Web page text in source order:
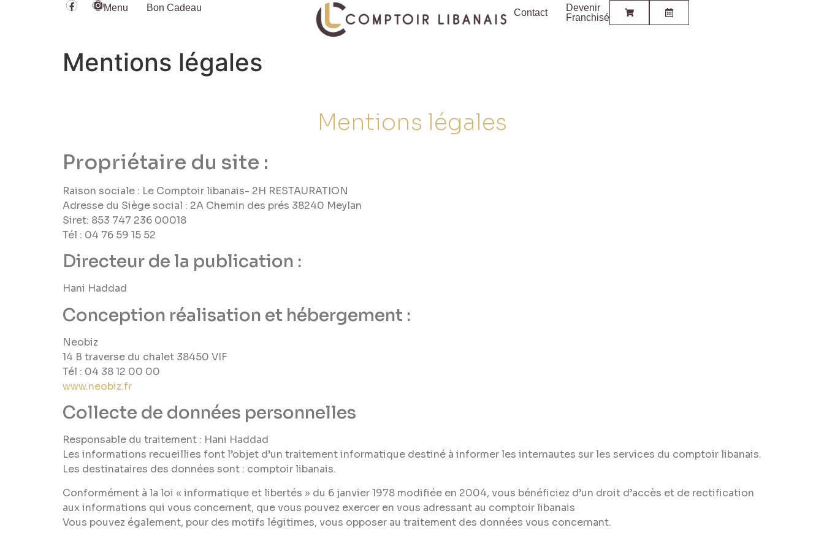
Menu Bon Cadeau Contact
Devenir
Franchisé
Mentions légales
Mentions légales
Propriétaire du site :
Raison sociale : Le Comptoir libanais- 2H RESTAURATION
Adresse du Siège social : 2A Chemin des prés 38240 Meylan
Siret: 853 747 236 00018
Tél : 04 76 59 15 52
Directeur de la publication :
Hani Haddad
Conception réalisation et hébergement :
Neobiz
14 B traverse du chalet 38450 VIF
Tél : 04 38 12 00 00
www.neobiz.fr
Collecte de données personnelles
Responsable du traitement : Hani Haddad
Les informations recueillies font l’objet d’un traitement informatique destiné à informer les internautes sur les services du comptoir libanais.
Les destinataires des données sont : comptoir libanais.
Conformément à la loi « informatique et libertés » du 6 janvier 1978 modifiée en 2004, vous bénéficiez d’un droit d’accès et de rectification
aux informations qui vous concernent, que vous pouvez exercer en vous adressant au comptoir libanais
Vous pouvez également, pour des motifs légitimes, vous opposer au traitement des données vous concernant.